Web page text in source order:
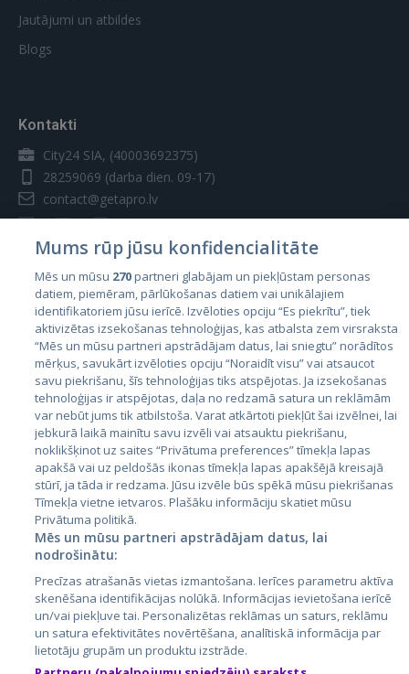
Jautājumi un atbildes
Blogs
Kontakti
City24 SIA, (40003692375)
28259069 (darba dien. 09-17)
contact@getapro.lv
Valstis
Igaunija
Latvija
Lietuva
City24.lv
City24.ee
GetaPro.lv
GetaPro.ee
Skelbiu.lt
Kainos.lt
Paslaugos.lt
auto24.ee
KV.ee
Mums rūp jūsu konfidencialitāte
Mēs un mūsu 270partneri glabājam un piekļūstam personas
datiem, piemēram, pārlūkošanas datiem vai unikālajiem
identifikatoriem jūsu ierīcē. Izvēloties opciju “Es piekrītu”, tiek
aktivizētas izsekošanas tehnoloģijas, kas atbalsta zem virsraksta
“Mēs un mūsu partneri apstrādājam datus, lai sniegtu” norādītos
mērķus, savukārt izvēloties opciju “Noraidīt visu” vai atsaucot
savu piekrišanu, šīs tehnoloģijas tiks atspējotas. Ja izsekošanas
tehnoloģijas ir atspējotas, daļa no redzamā satura un reklāmām
var nebūt jums tik atbilstoša. Varat atkārtoti piekļūt šai izvēlnei, lai
jebkurā laikā mainītu savu izvēli vai atsauktu piekrišanu,
noklikšķinot uz saites “Privātuma preferences” tīmekļa lapas
apakšā vai uz peldošās ikonas tīmekļa lapas apakšējā kreisajā
stūrī, ja tāda ir redzama. Jūsu izvēle būs spēkā mūsu piekrišanas
Tīmekļa vietne ietvaros. Plašāku informāciju skatiet mūsu
Privātuma politikā.
Mēs un mūsu partneri apstrādājam datus, lai
nodrošinātu:
Precīzas atrašanās vietas izmantošana. Ierīces parametru aktīva
skenēšana identifikācijas nolūkā. Informācijas ievietošana ierīcē
un/vai piekļuve tai. Personalizētas reklāmas un saturs, reklāmu
un satura efektivitātes novērtēšana, analītiskā informācija par
lietotāju grupām un produktu izstrāde.